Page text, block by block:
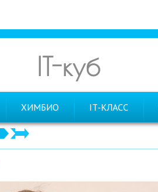
IT-куб
ХИМБИО IT-КЛАСС